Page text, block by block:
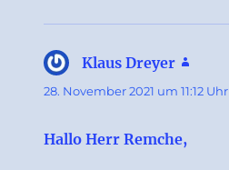
Klaus Dreyer
28. November 2021 um 11:12 Uhr
Hallo Herr Remche,